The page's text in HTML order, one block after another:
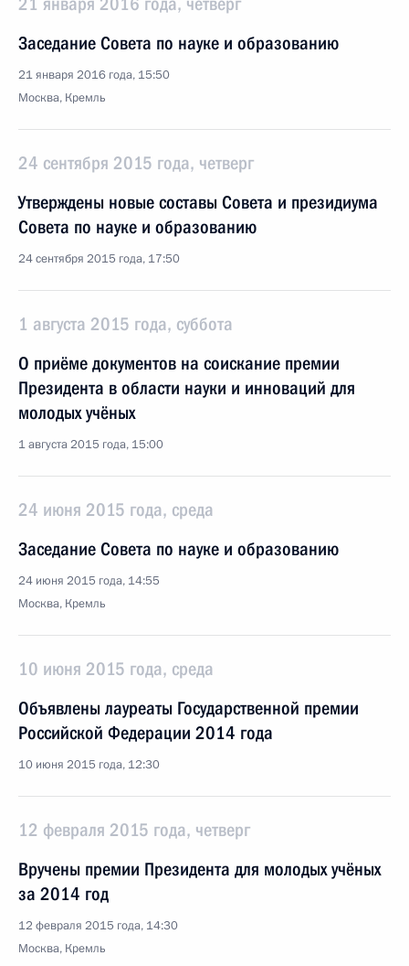
Заседание Совета по науке и образованию
21 января 2016 года, 15:50
Москва, Кремль
24 сентября 2015 года, четверг
Утверждены новые составы Совета и президиума
Совета по науке и образованию
24 сентября 2015 года, 17:50
1 августа 2015 года, суббота
О приёме документов на соискание премии
Президента в области науки и инноваций для
молодых учёных
1 августа 2015 года, 15:00
24 июня 2015 года, среда
Заседание Совета по науке и образованию
24 июня 2015 года, 14:55
Москва, Кремль
10 июня 2015 года, среда
Объявлены лауреаты Государственной премии
Российской Федерации 2014 года
10 июня 2015 года, 12:30
12 февраля 2015 года, четверг
Вручены премии Президента для молодых учёных
за 2014 год
12 февраля 2015 года, 14:30
Москва, Кремль